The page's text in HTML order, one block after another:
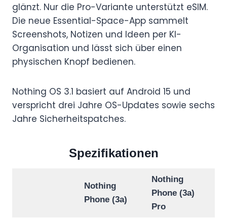
glänzt. Nur die Pro-Variante unterstützt eSIM.
Die neue Essential-Space-App sammelt
Screenshots, Notizen und Ideen per KI-
Organisation und lässt sich über einen
physischen Knopf bedienen.
Nothing OS 3.1 basiert auf Android 15 und
verspricht drei Jahre OS-Updates sowie sechs
Jahre Sicherheitspatches.
Spezifikationen
Nothing
Phone (3a)
Nothing
Phone (3a)
Pro